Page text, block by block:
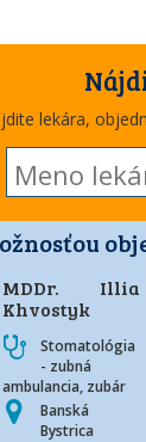
lekára,
MDDr. Illia
Khvostyk
Stomatológia
- zubná
ambulancia, zubár
Banská
Bystrica